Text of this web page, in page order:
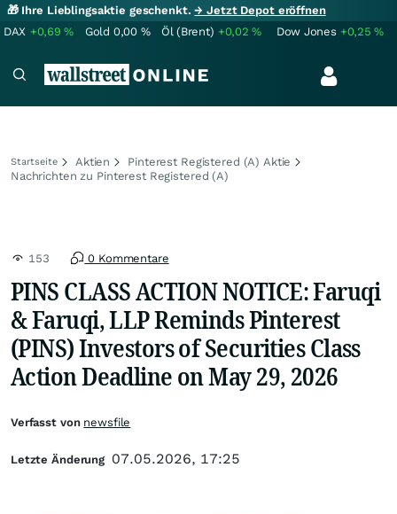
🎁 Ihre Lieblingsaktie geschenkt.→ Jetzt Depot eröffnen
DAX +0,69% Gold 0,00 % Öl (Brent) +0,02% Dow Jones +0,25%
Startseite Aktien
Pinterest Registered (A) Aktie
Nachrichten zu Pinterest Registered (A)
153 0 Kommentare
PINS CLASS ACTION NOTICE: Faruqi
& Faruqi, LLP Reminds Pinterest
(PINS) Investors of Securities Class
Action Deadline on May 29, 2026
Verfasst von newsfile
Letzte Änderung 07.05.2026, 17:25